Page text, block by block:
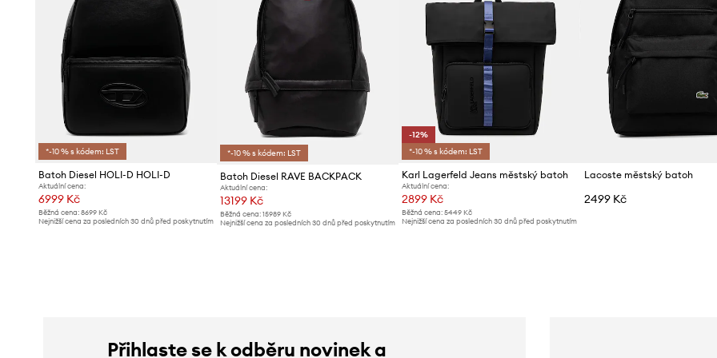
*-10 % s kódem: LST
Batoh Diesel HOLI-D HOLI-D
Aktuální cena:
6999 Kč
Běžná cena: 8699 Kč
Nejnižší cena za posledních 30 dnů před poskytnutím
*-10 % s kódem: LST
Batoh Diesel RAVE BACKPACK
Aktuální cena:
13199 Kč
Běžná cena:15989 Kč
Nejnižší cena za posledních 30 dnů před poskytnutím
-12%
*-10 % s kódem: LST
Karl Lagerfeld Jeans městský batoh
Aktuální cena:
2899 Kč
Běžná cena: 5449 Kč
Nejnižší cena za posledních 30 dnů před poskytnutím
Lacoste městský batoh
2499 Kč
Přihlaste se k odběru novinek a